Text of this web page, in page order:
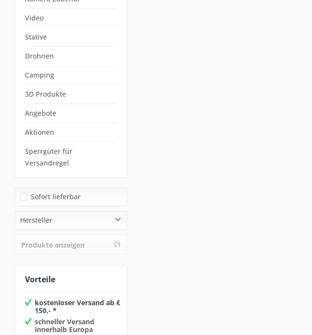
Video
Stative
Drohnen
Camping
3D Produkte
Angebote
Aktionen
Sperrgüter für
Versandregel
Sofort lieferbar
Hersteller
aurora Lite Bank
Produkte anzeigen
Vorteile
kostenloser Versand ab €
150,- *
schneller Versand
innerhalb Europa